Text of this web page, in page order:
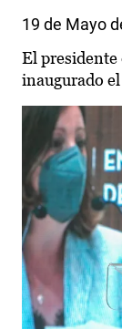
19 de Mayo
El presidente
inaugurado